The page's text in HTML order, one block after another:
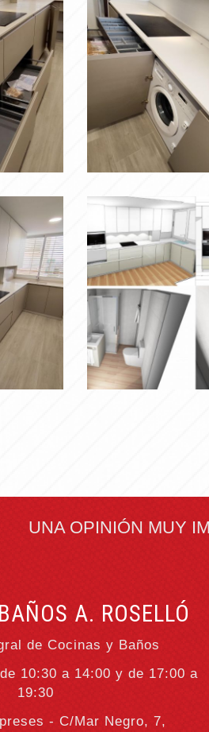
c
UNA OPINIÓN MUY
A. ROSELLÓ
de Cocinas y Baños
10:30 a 14:00 y de 17:00 a
19:30
- C/Mar Negro, 7,